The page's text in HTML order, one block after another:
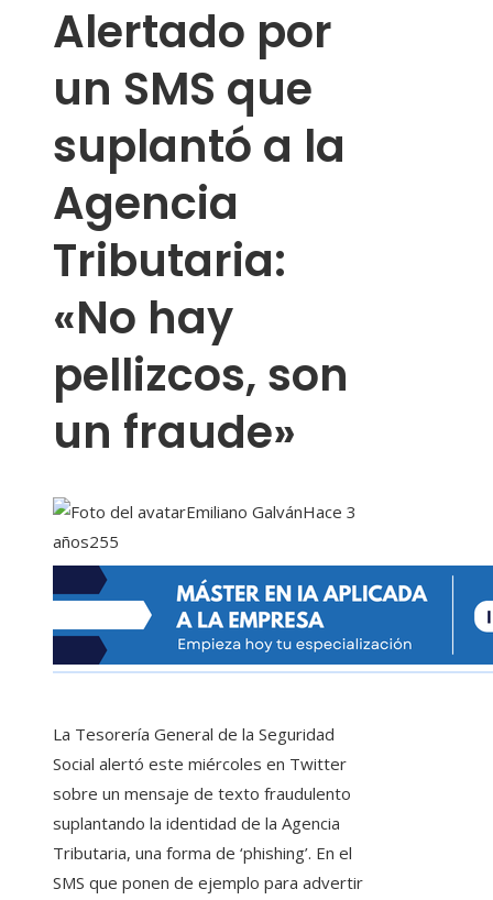
Alertado por
un SMS que
suplantó a la
Agencia
Tributaria:
«No hay
pellizcos, son
un fraude»
Emiliano GalvánHace 3
años255
La Tesorería General de la Seguridad
Social alertó este miércoles en Twitter
sobre un mensaje de texto fraudulento
suplantando la identidad de la Agencia
Tributaria, una forma de ‘phishing’. En el
SMS que ponen de ejemplo para advertir